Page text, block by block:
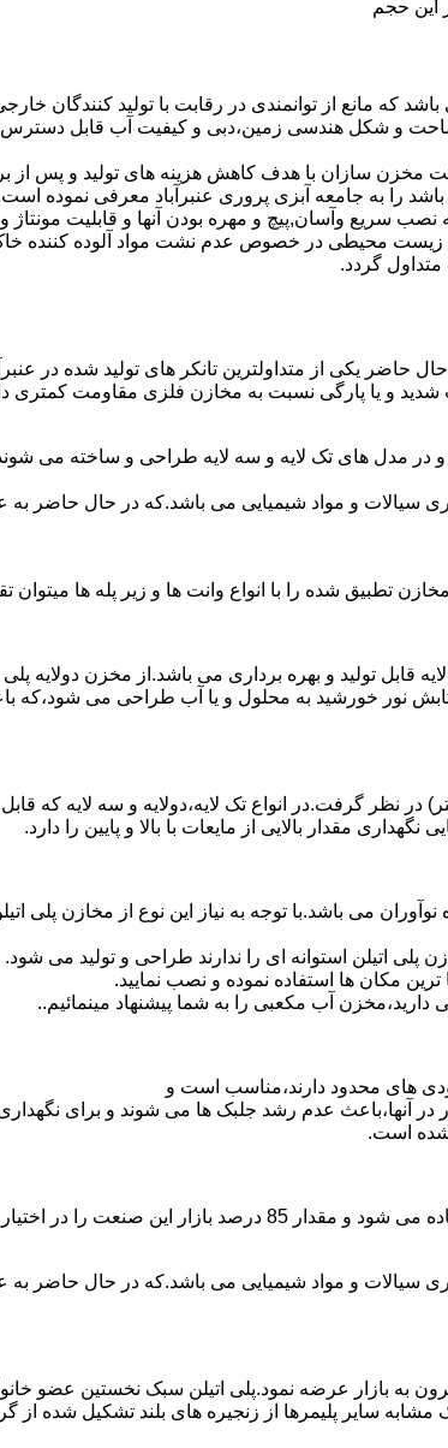
این حجم
که مانع از توانمندی در رقابت با تولید کنندگان
و شکل هندسی زمین،دبی و کیفیت آب قابل
سازان با هدف کاهش هزینه های تولید و پس از
را به جامعه آبزی پروری عنبرآباد معرفی نموده
وآسان,پیچ و مهره بودن آنها و قابلیت مونتاژ و
زیست محیطی در خصوص عدم نشت مواد آلوده کننده
گردد.
حاضر یکی از متداولترین تانکر های تولید شده در
شدید و یا پارگی نسبت به مخازن فلزی مقاومت کمتری
در مدل های تک لایه و سه لایه طراحی و ساخته می
سیالات و مواد شیمیایی می باشد.که در حال
تطبیق شده را با انواع وانت ها و زیر پله ها میتوان
قابل تولید و بهره برداری می باشد.از مخزن دولایه
نور خورشید به محلول و یا آب طراحی می شود،که
مقدار بالایی از مایعات با بالا و پایین را دارد.
از دیگر افتخارات تولیدی ایده نوآوران می باشد.با توجه به نیاز این
اتیلن استوانه ای را ندارند طراحی و تولید می شود.
مکان ها استفاده نموده و نصب نمایید.
آب مکعبی را به شما پیشنهاد مینمائیم..
های محدود دارند،مناسب است و
در آنها،باعث عدم رشد جلبک ها می شوند و برای
شده است.
پلی اتیلن پرمصرف ترین ماده پلیمری که در صنعت قالب گیری
سیالات و مواد شیمیایی می باشد.که در حال
1961 میلادی کمپانی اکواستار پودر پلی اتیلن سبک را با دانه بندی 500 میکرون به بازار
سایر پلیمرها از زنجیره های بلند تشکیل شده